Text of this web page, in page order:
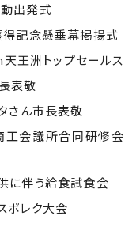
出発式
記念懸垂幕掲揚式
王洲トップセールス
表敬
さん市長表敬
会議所合同研修会
に伴う給食試食会
レク大会